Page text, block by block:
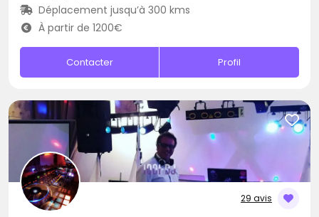
Déplacement jusqu’à 300 kms
À partir de 1200€
Contacter Profil
29 avis